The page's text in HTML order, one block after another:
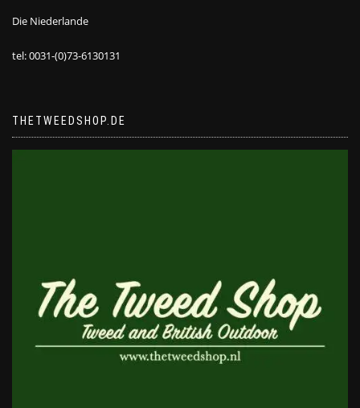
Die Niederlande
tel: 0031-(0)73-6130131
THETWEEDSHOP.DE